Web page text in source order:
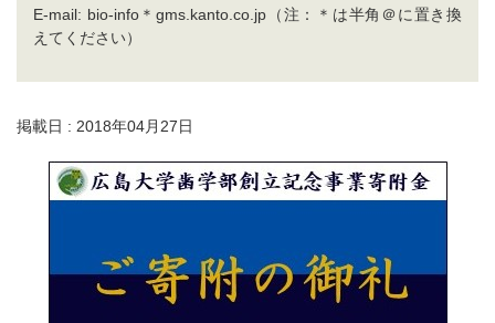
E-mail: bio-info＊gms.kanto.co.jp（注：＊は半角＠に置き換
えてください）
掲載日 : 2018年04月27日